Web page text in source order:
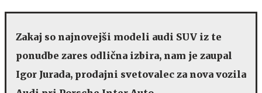
Zakaj so najnovejši modeli audi SUV iz te
ponudbe zares odlična izbira, nam je zaupal
Igor Jurada, prodajni svetovalec za nova vozila